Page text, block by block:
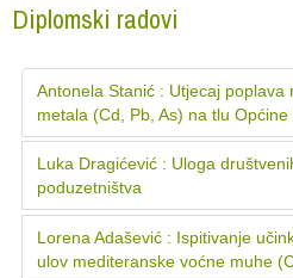
Diplomski radovi
Antonela Stanić : Utjecaj poplava
metala (Cd, Pb, As) na tlu Općine
Luka Dragićević : Uloga
poduzetništva
Lorena Adašević : Ispitivanje
ulov mediteranske voćne muhe